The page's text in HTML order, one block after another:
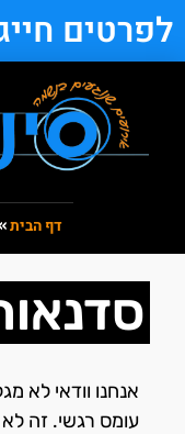
לפרטים חייגו: 072-
דף הבית
אנחנו וודאי לא
עומס רגשי. זה